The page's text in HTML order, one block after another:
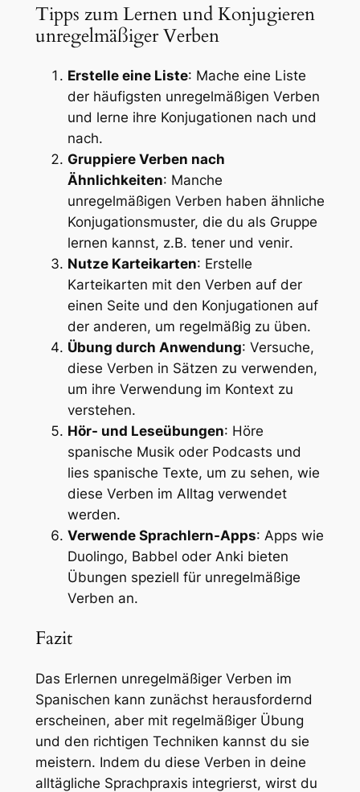
Tipps zum Lernen und Konjugieren
unregelmäßiger Verben
Erstelle eine Liste: Mache eine Liste
der häufigsten unregelmäßigen Verben
und lerne ihre Konjugationen nach und
nach.
Gruppiere Verben nach
Ähnlichkeiten: Manche
unregelmäßigen Verben haben ähnliche
Konjugationsmuster, die du als Gruppe
lernen kannst, z.B. tenerund venir.
Nutze Karteikarten: Erstelle
Karteikarten mit den Verben auf der
einen Seite und den Konjugationen auf
der anderen, um regelmäßig zu üben.
Übung durch Anwendung: Versuche,
diese Verben in Sätzen zu verwenden,
um ihre Verwendung im Kontext zu
verstehen.
Hör- und Leseübungen: Höre
spanische Musik oder Podcasts und
lies spanische Texte, um zu sehen, wie
diese Verben im Alltag verwendet
werden.
Verwende Sprachlern-Apps: Apps wie
Duolingo, Babbel oder Anki bieten
Übungen speziell für unregelmäßige
Verben an.
Fazit
Das Erlernen unregelmäßiger Verben im
Spanischen kann zunächst herausfordernd
erscheinen, aber mit regelmäßiger Übung
und den richtigen Techniken kannst du sie
meistern. Indem du diese Verben in deine
alltägliche Sprachpraxis integrierst, wirst du